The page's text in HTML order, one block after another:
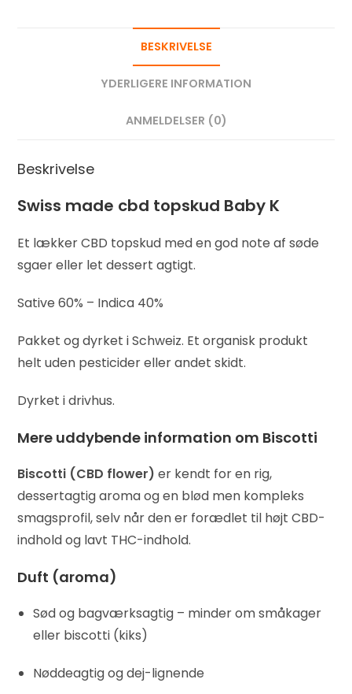
BESKRIVELSE
YDERLIGERE INFORMATION
ANMELDELSER (0)
Beskrivelse
Swiss made cbd topskud Baby K
Et lækker CBD topskud med en god note af søde
sgaer eller let dessert agtigt.
Sative 60% – Indica 40%
Pakket og dyrket i Schweiz. Et organisk produkt
helt uden pesticider eller andet skidt.
Dyrket i drivhus.
Mere uddybende information om Biscotti
Biscotti (CBD flower) er kendt for en rig,
dessertagtig aroma og en blød men kompleks
smagsprofil, selv når den er forædlet til højt CBD-
indhold og lavt THC-indhold.
Duft (aroma)
Sød og bagværksagtig – minder om småkager
eller biscotti (kiks)
Nøddeagtig og dej-lignende